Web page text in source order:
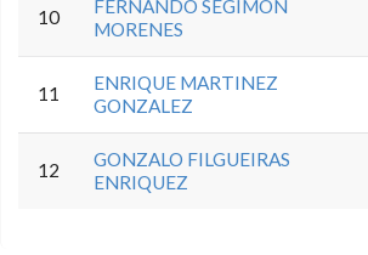
10
FERNANDO SEGIMON
MORENES
11
ENRIQUE MARTINEZ
GONZALEZ
12
GONZALO FILGUEIRAS
ENRIQUEZ